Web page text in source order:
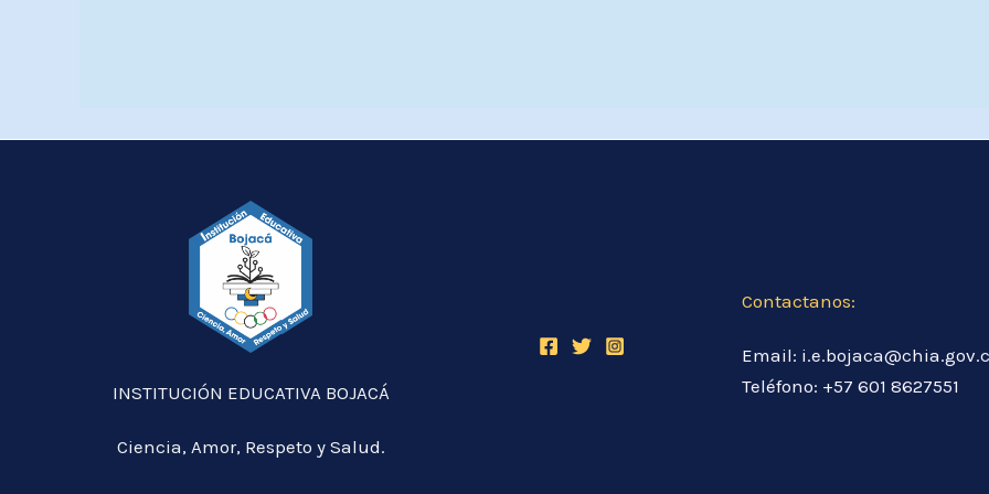
INSTITUCIÓN EDUCATIVA BOJACÁ
Ciencia, Amor, Respeto y Salud.
Contactanos:
Email:
Teléfono: +57 601 8627551